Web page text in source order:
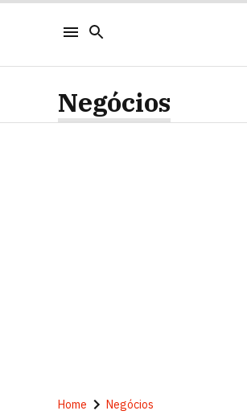
Negócios
Home Negócios